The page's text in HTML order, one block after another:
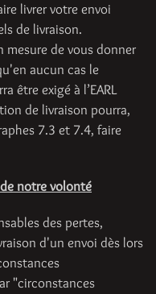
livrer votre envoi
de livraison.
mesure de vous donner
aucun cas le
être exigé à l’EARL
de livraison pourra,
7.3 et 7.4, faire
notre volonté
des pertes,
d'un envoi dès lors
"circonstances